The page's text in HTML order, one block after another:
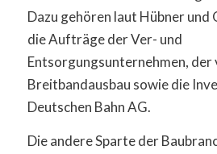
Dazu gehören laut Hübner und
die Aufträge der Ver- und
Entsorgungsunternehmen,
Breitbandausbau sowie die
Deutschen Bahn AG.
Die andere Sparte der